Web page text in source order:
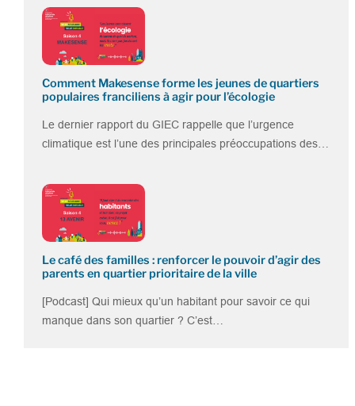
Comment Makesense forme les jeunes de quartiers
populaires franciliens à agir pour l’écologie
Le dernier rapport du GIEC rappelle que l’urgence
climatique est l’une des principales préoccupations des…
Le café des familles : renforcer le pouvoir d’agir des
parents en quartier prioritaire de la ville
[Podcast] Qui mieux qu’un habitant pour savoir ce qui
manque dans son quartier ? C’est…